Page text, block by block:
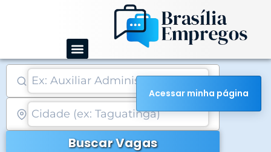
conteúdo
Buscar Vagas
Acessar minha página